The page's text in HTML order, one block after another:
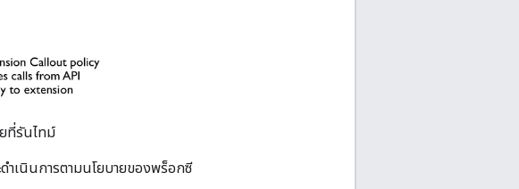
ที่รันไทม์
าเนินการตามนโยบายของพร็อกซี